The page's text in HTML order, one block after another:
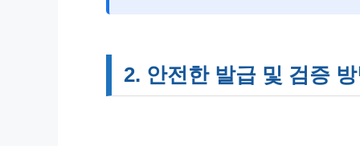
2. 안전한 발급 및 검증